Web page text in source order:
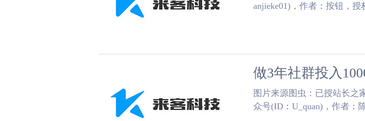
anjieke01)，作者：按钮，
做3年社群投入
图片来源图虫：已授站长之
众号(ID：U_quan)，作者：